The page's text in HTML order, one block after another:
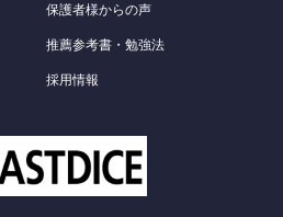
保護者様からの声
推薦参考書・勉強法
採用情報